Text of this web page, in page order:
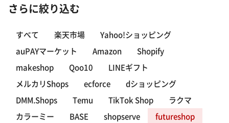
さらに絞り込む
すべて 楽天市場
Yahoo!ショッピング
auPAYマーケット
Amazon
Shopify
makeshop
Qoo10
LINEギフト
メルカリShops
ecforce
dショッピング
DMM.Shops
Temu TikTok Shop
ラクマ
カラーミー
BASE shopserve
futureshop